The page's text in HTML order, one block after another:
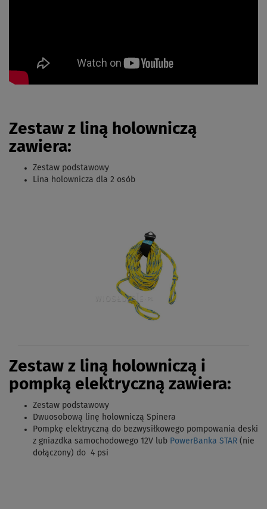
Zestaw z liną holowniczą
zawiera:
Zestaw podstawowy
Lina holownicza dla 2 osób
Zestaw z liną holowniczą i
pompką elektryczną zawiera:
Zestaw podstawowy
Dwuosobową linę holowniczą Spinera
Pompkę elektryczną do bezwysiłkowego pompowania deski
z gniazdka samochodowego 12V lub PowerBanka STAR (nie
dołączony) do 4 psi